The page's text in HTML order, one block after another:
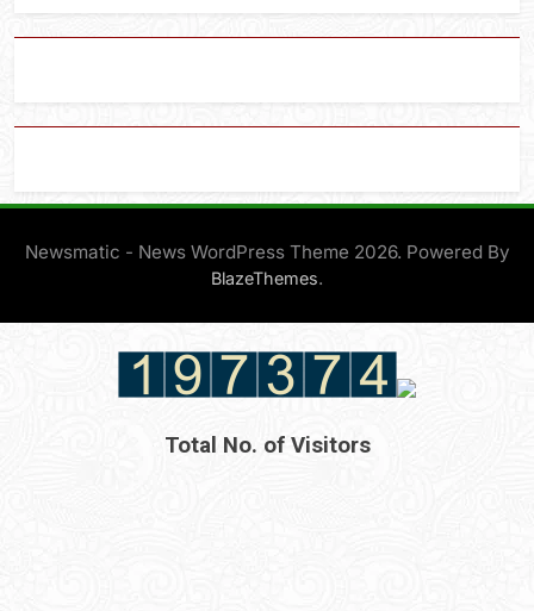
Newsmatic - News WordPress Theme 2026. Powered By
BlazeThemes.
Total No. of Visitors